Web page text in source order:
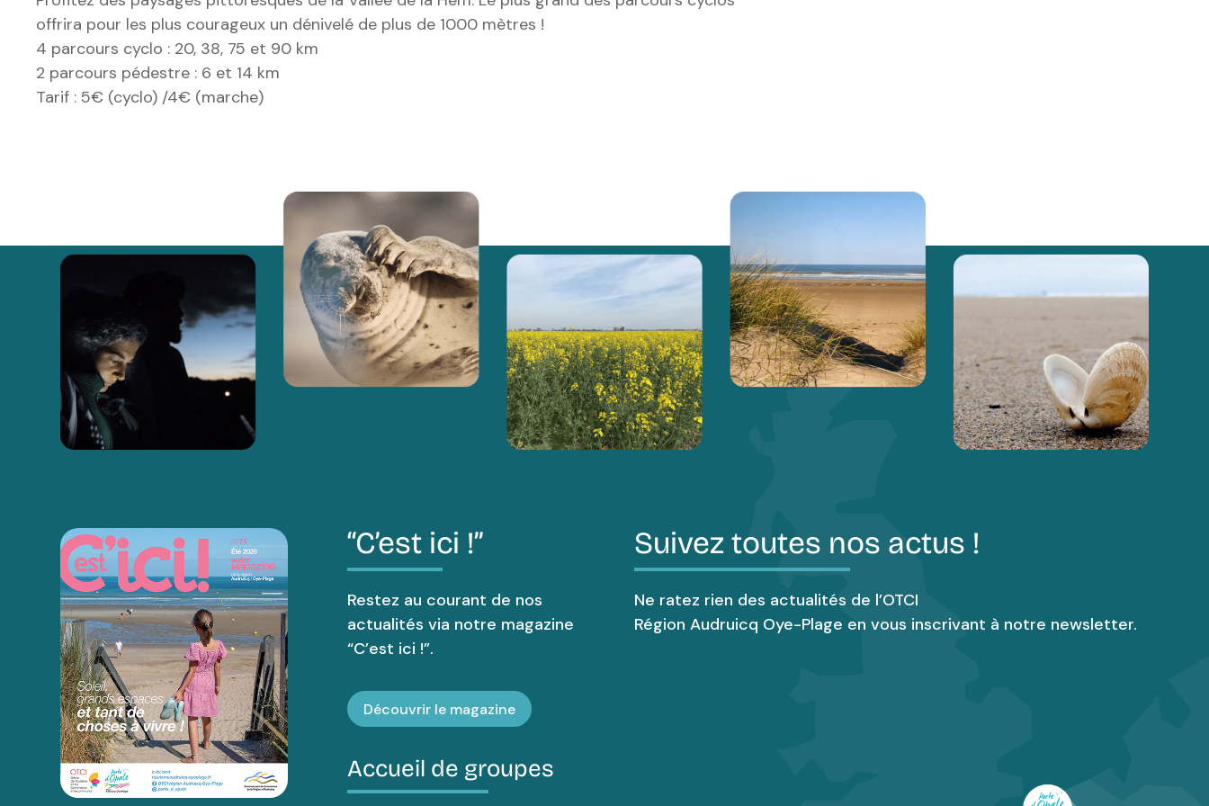
offrira pour les plus courageux un dénivelé de plus de 1000 mètres !
4 parcours cyclo : 20, 38, 75 et 90 km
2 parcours pédestre : 6 et 14 km
Tarif : 5€ (cyclo) /4€ (marche)
“C’est ici !”
Restez au courant de nos
actualités via notre magazine
“C’est ici !”.
Découvrir le magazine
Accueil de groupes
Suivez toutes nos actus !
Ne ratez rien des actualités de l’OTCI
Région Audruicq Oye-Plage en vous inscrivant à notre newsletter.